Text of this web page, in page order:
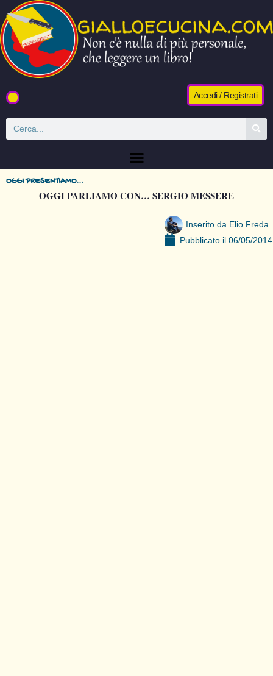
Accedi / Registrati
OGGI PRESENTIAMO...
OGGI PARLIAMO CON… SERGIO MESSERE
Inserito da Elio Freda
Pubblicato il 06/05/2014